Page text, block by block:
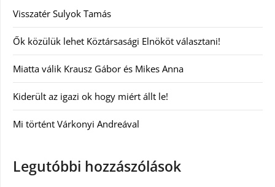
Visszatér Sulyok Tamás
Ők közülük lehet Köztársasági Elnököt választani!
Miatta válik Krausz Gábor és Mikes Anna
Kiderült az igazi ok hogy miért állt le!
Mi történt Várkonyi Andreával
Legutóbbi hozzászólások